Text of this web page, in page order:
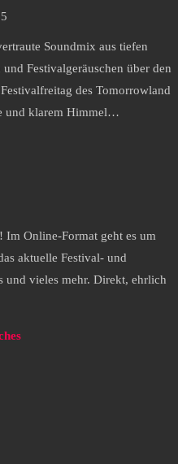
Soundmix aus tiefen
Festivalgeräuschen über den
des Tomorrowland
und klarem Himmel…
! Im Online-Format geht es um
aktuelle Festival- und
und vieles mehr. Direkt, ehrlich